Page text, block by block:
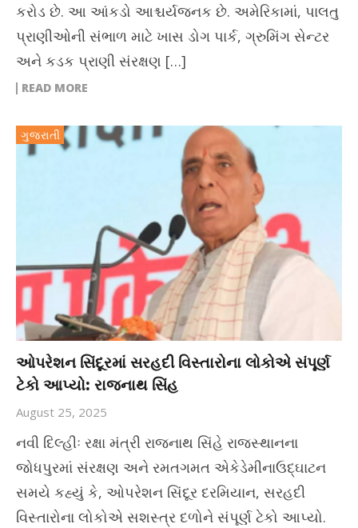
કરોડ છે. આ આંકડો આશ્ચર્યજનક છે. અમેરિકામાં, પાલતુ
પ્રાણીઓની સંભાળ માટે ખાસ ડોગ પાર્ક, ગ્રુમિંગ સેન્ટર
અને કડક પ્રાણી સંરક્ષણ […]
READ MORE
ગુજરાતી
ઓપરેશન સિંદૂરમાં સરહદી વિસ્તારોના લોકોએ સંપૂર્ણ
ટેકો આપ્યો: રાજનાથ સિંહ
August 25, 2025
નવી દિલ્હીઃ રક્ષા મંત્રી રાજનાથ સિંહે રાજસ્થાનના
જોધપુરમાં સંરક્ષણ અને રમતગમત એકેડેમીનાઉદ્ઘાટન
સમયે કહ્યું કે, ઓપરેશન સિંદૂર દરમિયાન, સરહદી
વિસ્તારોના લોકોએ સશસ્ત્ર દળોને સંપૂર્ણ ટેકો આપ્યો.